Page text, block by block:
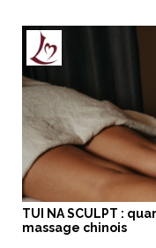
TUI NA SCULPT :
massage chinois